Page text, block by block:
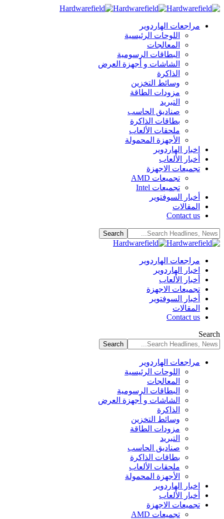
مراجعات الهاردوير
اللوحات الرئيسية
المعالجات
البطاقات الرسومية
الشاشات و أجهزة العرض
الذاكرة
وسائط التخزين
مزودات الطاقة
التبريد
صناديق الحاسب
بطاقات الذاكرة
ملحقات الألعاب
الأجهزة المحمولة
اخبار الهاردوير
أخبار الألعاب
تجميعات الاجهزة
تجميعات AMD
تجميعات Intel
أخبار السوفتوير
المقالات
Contact us
مراجعات الهاردوير
اخبار الهاردوير
أخبار الألعاب
تجميعات الاجهزة
أخبار السوفتوير
المقالات
Contact us
Search
مراجعات الهاردوير
اللوحات الرئيسية
المعالجات
البطاقات الرسومية
الشاشات و أجهزة العرض
الذاكرة
وسائط التخزين
مزودات الطاقة
التبريد
صناديق الحاسب
بطاقات الذاكرة
ملحقات الألعاب
الأجهزة المحمولة
اخبار الهاردوير
أخبار الألعاب
تجميعات الاجهزة
تجميعات AMD